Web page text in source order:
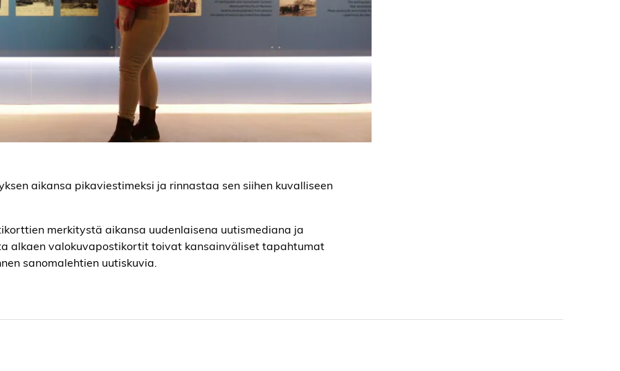
aikansa pikaviestimeksi ja rinnastaa sen siihen kuvalliseen
merkitystä aikansa uudenlaisena uutismediana ja
alkaen valokuvapostikortit toivat kansainväliset tapahtumat
sanomalehtien uutiskuvia.